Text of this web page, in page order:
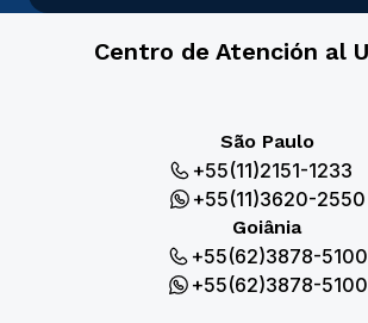
Centro de Atención al
São Paulo
+55(11)2151-1233
+55(11)3620-2550
Goiânia
+55(62)3878-5100
+55(62)3878-5100